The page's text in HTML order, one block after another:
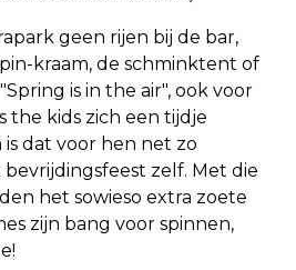
geen rijen bij de bar,
kraam, de schminktent of
is in the air", ook voor
the kids zich een tijdje
dat voor hen net zo
zelf. Met die
het sowieso extra zoete
zijn bang voor spinnen,